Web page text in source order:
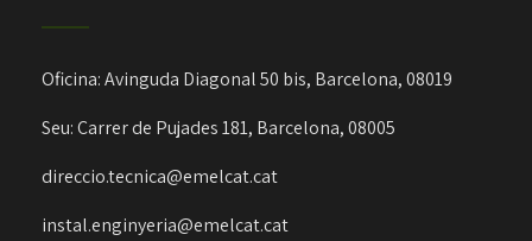
Oficina: Avinguda Diagonal 50 bis, Barcelona, 08019
Seu: Carrer de Pujades 181, Barcelona, 08005
direccio.tecnica@emelcat.cat
instal.enginyeria@emelcat.cat